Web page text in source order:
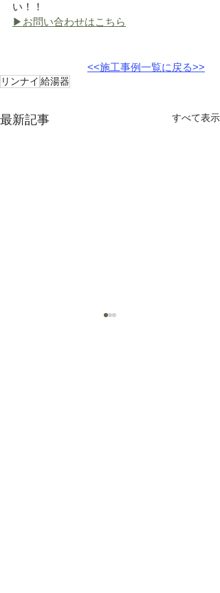
い！！
▶お問い合わせはこちら
<<施工事例一覧に戻る>>
リンナイ 給湯器
最新記事 すべて表示